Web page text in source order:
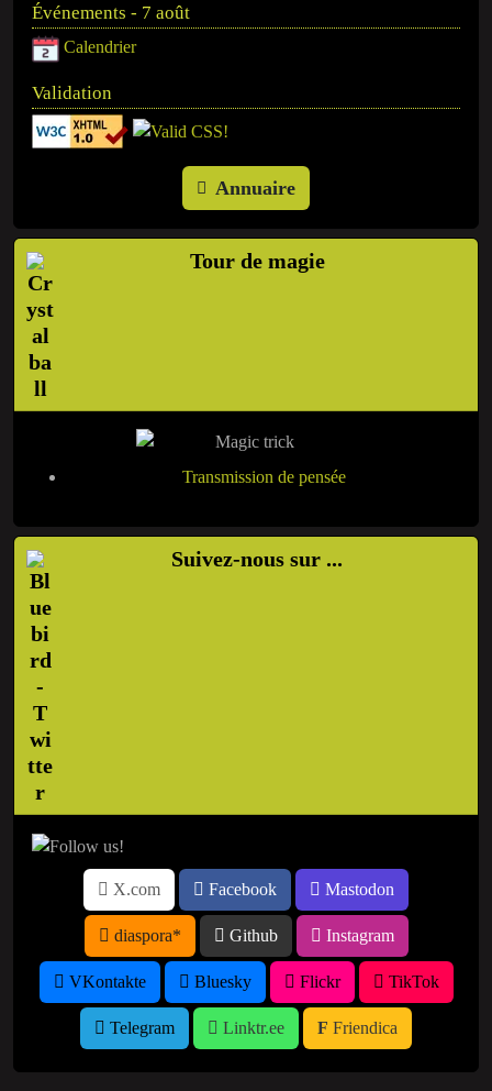
Événements - 7 août
Calendrier
Validation
Annuaire
Tour de magie
Transmission de pensée
Suivez-nous sur ...
X.com Facebook Mastodon
diaspora* Github Instagram
VKontakte Bluesky Flickr TikTok
Telegram Linktr.ee Friendica